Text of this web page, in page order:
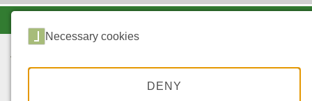
Necessary cookies
DENY